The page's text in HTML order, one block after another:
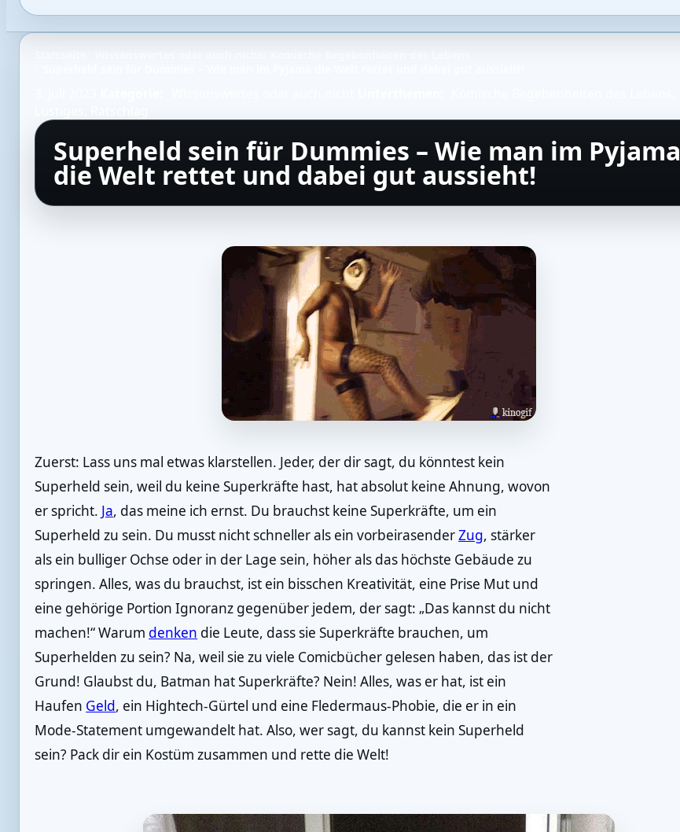
Superheld sein für Dummies – Wie man im Pyjama
die Welt rettet und dabei gut aussieht!
Zuerst: Lass uns mal etwas klarstellen. Jeder, der dir sagt, du könntest kein
Superheld sein, weil du keine Superkräfte hast, hat absolut keine Ahnung, wovon
er spricht. Ja, das meine ich ernst. Du brauchst keine Superkräfte, um ein
Superheld zu sein. Du musst nicht schneller als ein vorbeirasenderZug, stärker
als ein bulliger Ochse oder in der Lage sein, höher als das höchste Gebäude zu
springen. Alles, was du brauchst, ist ein bisschen Kreativität, eine Prise Mut und
eine gehörige Portion Ignoranz gegenüber jedem, der sagt: „Das kannst du nicht
machen!“ Warum denken die Leute, dass sie Superkräfte brauchen, um
Superhelden zu sein? Na, weil sie zu viele Comicbücher gelesen haben, das ist der
Grund! Glaubst du, Batman hat Superkräfte? Nein! Alles, was er hat, ist ein
Haufen Geld, ein Hightech-Gürtel und eine Fledermaus-Phobie, die er in ein
Mode-Statement umgewandelt hat. Also, wer sagt, du kannst kein Superheld
sein? Pack dir ein Kostüm zusammen und rette die Welt!